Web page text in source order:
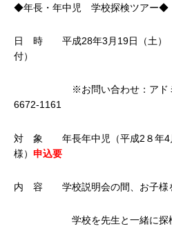
◆年長・年中児 学校探検ツアー◆
日 時 平成28年3月19日（土）
付）
※お問い合わせ：アドミッ
6672-1161
対 象 年長年中児（平成2８年4
様） 申込要
内 容 学校説明会の間、お子様を
学校を先生と一緒に探検し